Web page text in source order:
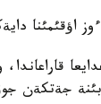
اؤقئمئنا
قاراعاندا،
جةتكةن